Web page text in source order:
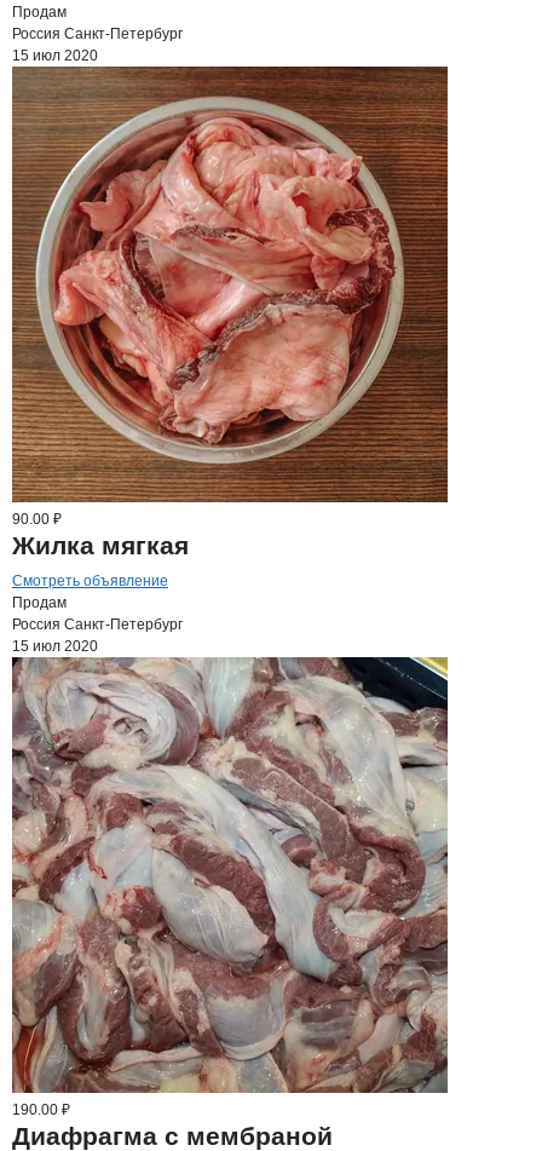
Продам
Россия Санкт-Петербург
15 июл 2020
90.00 ₽
Жилка мягкая
Смотреть объявление
Продам
Россия Санкт-Петербург
15 июл 2020
190.00 ₽
Диафрагма с мембраной